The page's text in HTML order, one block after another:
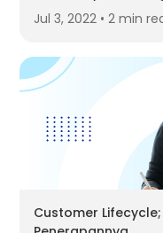
Jul 3, 2022 • 2 min
Customer